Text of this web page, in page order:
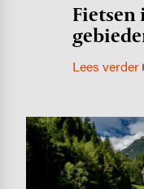
Fietsen
Lees verder
Image